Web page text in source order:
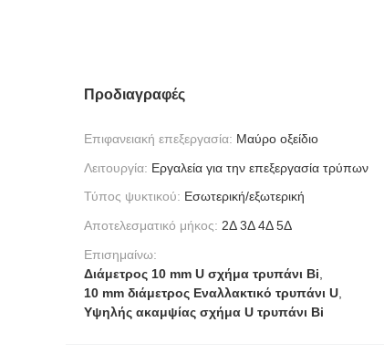
Προδιαγραφές
Επιφανειακή επεξεργασία: Μαύρο οξείδιο
Λειτουργία: Εργαλεία για την επεξεργασία τρύπων
Τύπος ψυκτικού: Εσωτερική/εξωτερική
Αποτελεσματικό μήκος: 2Δ 3Δ 4Δ 5Δ
Επισημαίνω:
Διάμετρος 10 mm U σχήμα τρυπάνι Bi
10 mm διάμετρος Εναλλακτικό τρυπάνι U
Υψηλής ακαμψίας σχήμα U τρυπάνι Bi